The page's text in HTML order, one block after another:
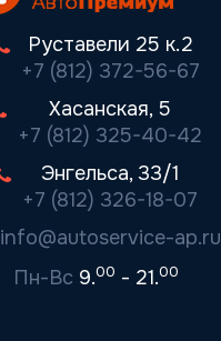
Руставели 25 к.2
+7 (812) 372-56-67
Хасанская, 5
+7 (812) 325-40-42
Энгельса, 33/1
+7 (812) 326-18-07
info@autoservice-ap.ru
Пн-Вс 9.00 - 21.00